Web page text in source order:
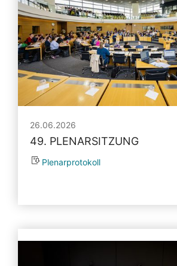
26.06.2026
49. PLENARSITZUNG
Plenarprotokoll